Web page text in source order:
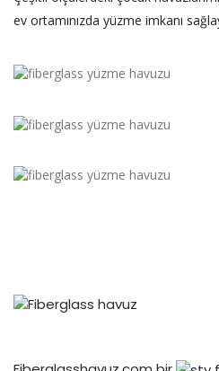
ev ortamınızda yüzme imkanı